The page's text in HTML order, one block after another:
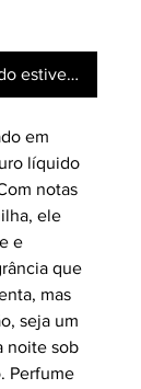
estiver
em
líquido
notas
ele
e
que
mas
seja um
noite sob
Perfume